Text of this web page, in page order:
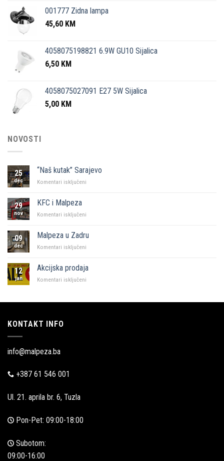
001777 Zidna lampa
45,60 KM
4058075198821 6.9W GU10 Sijalica
6,50 KM
4058075027091 E27 5W Sijalica
5,00 KM
NOVOSTI
25
dec
“Naš kutak” Sarajevo
Komentari isključeni
29
nov
KFC i Malpeza
Komentari isključeni
Malpeza
09
dec
Malpeza u Zadru
Komentari isključeni
Zadru
12
jan
Akcijska prodaja
Komentari isključeni
KONTAKT INFO
info@malpeza.ba
+387 61 546 001
Ul. 21. aprila br. 6, Tuzla
Pon-Pet: 09:00-18:00
Subotom:
09:00-16:00